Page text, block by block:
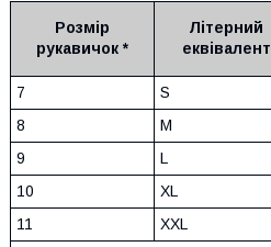
Розмір
рукавичок *
Літерний
еквівалент
7 S
8
M
9
L
10
XL
11
XXL